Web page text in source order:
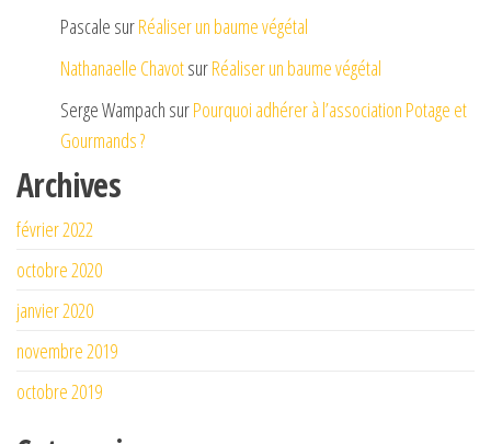
Pascale surRéaliser un baume végétal
Nathanaelle ChavotsurRéaliser un baume végétal
Serge Wampach surPourquoi adhérer à l’association Potage et
Gourmands ?
Archives
février 2022
octobre 2020
janvier 2020
novembre 2019
octobre 2019